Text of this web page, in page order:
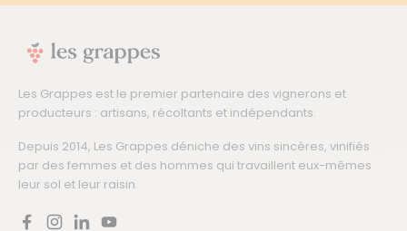
Les Grappes est le premier partenaire des vignerons et
producteurs : artisans, récoltants et indépendants.
Depuis 2014, Les Grappes déniche des vins sincères, vinifiés
par des femmes et des hommes qui travaillent eux-mêmes
leur sol et leur raisin.